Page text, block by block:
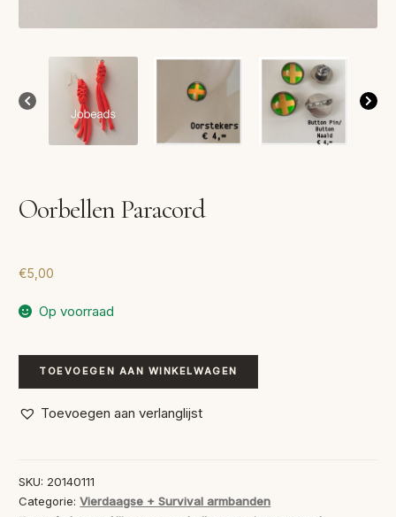
Oorbellen Paracord
€5,00
Op voorraad
Oorbellen
Paracord
aantal
TOEVOEGEN AAN WINKELWAGEN
Toevoegen aan verlanglijst
SKU: 20140111
Categorie:Vierdaagse + Survival armbanden